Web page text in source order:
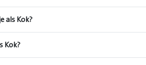
als Kok?
Kok?